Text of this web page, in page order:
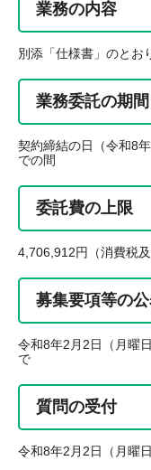
業務の内容
別添「仕様書」のとお
業務委託の期間
契約締結の日（令和8
での間
委託費の上限
4,706,912円（消費税
募集要項等の
令和8年2月2日（月曜
で
質問の受付
令和8年2月2日（月曜